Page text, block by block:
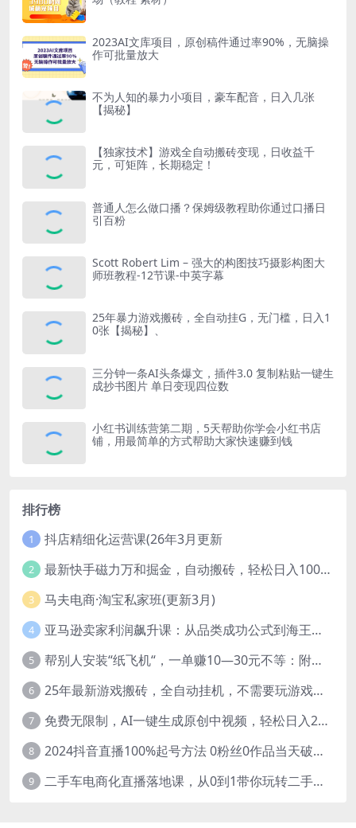
2023AI文库项目，原创稿件通过率90%，无脑操
作可批量放大
不为人知的暴力小项目，豪车配音，日入几张
【揭秘】
【独家技术】游戏全自动搬砖变现，日收益千
元，可矩阵，长期稳定！
普通人怎么做口播？保姆级教程助你通过口播日
引百粉
Scott Robert Lim – 强大的构图技巧摄影构图大
师班教程-12节课-中英字幕
25年暴力游戏搬砖，全自动挂G，无门槛，日入1
0张【揭秘】、
三分钟一条AI头条爆文，插件3.0 复制粘贴一键生
成抄书图片 单日变现四位数
小红书训练营第二期，5天帮助你学会小红书店
铺，用最简单的方式帮助大家快速赚到钱
排行榜
1 抖店精细化运营课(26年3月更新
2 最新快手磁力万和掘金，自动搬砖，轻松日入100-200，操作简单
3 马夫电商·淘宝私家班(更新3月)
4 亚马逊卖家利润飙升课：从品类成功公式到海王打法，让每个SKU都成爆款一路飙升(更新26年3月
5 帮别人安装“纸飞机“，一单赚10—30元不等：附：免费节点
6 25年最新游戏搬砖，全自动挂机，不需要玩游戏，单手机操作日入300+
7 免费无限制，AI一键生成原创中视频，轻松日入2000+，超简单，可矩阵，…
8 2024抖音直播100%起号方法 0粉丝0作品当天破千人在线 多种变现方式
9 二手车电商化直播落地课，从0到1带你玩转二手车直播